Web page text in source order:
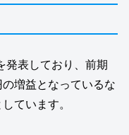
発表しており、前期
増益となっているな
ています。